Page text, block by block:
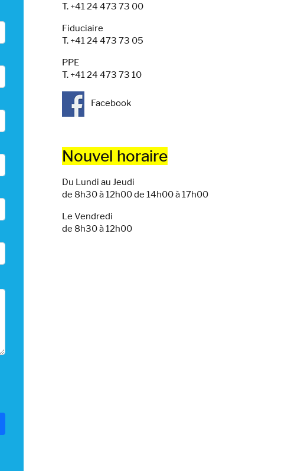
T. +41 24 473 73 00
Fiduciaire
T. +41 24 473 73 05
PPE
T. +41 24 473 73 10
Facebook
Nouvel horaire
Du Lundi au Jeudi
de 8h30 à 12h00 de 14h00 à 17h00
Le Vendredi
de 8h30 à 12h00